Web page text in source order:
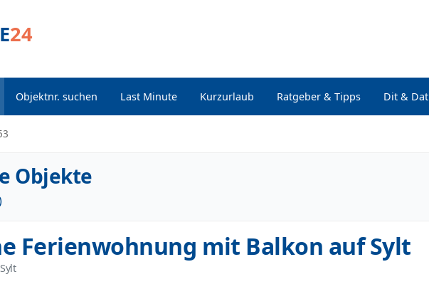
24
Objektnr. suchen Last Minute Kurzurlaub Ratgeber & Tipps Dit & Dat
Objekte
Ferienwohnung mit Balkon auf Sylt